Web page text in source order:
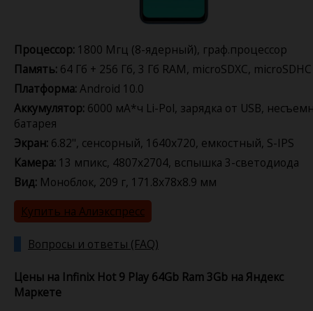
Процессор: 1800 Мгц (8-ядерный), граф.процессор
Память: 64 Гб + 256 Гб, 3 Гб RAM, microSDXC, microSDHC
Платформа:Android 10.0
Аккумулятор: 6000 мА*ч Li-Pol, зарядка от USB,
батарея
Экран: 6.82", сенсорный, 1640x720, емкостный, S-IPS
Камера: 13 мпикс, 4807x2704, вспышка 3-светодиода
Вид: Моноблок, 209 г, 171.8x78x8.9 мм
Купить на Алиэкспресс
Вопросы и ответы (FAQ)
Цены на Infinix Hot 9 Play 64Gb Ram 3Gb на Яндекс
Маркете